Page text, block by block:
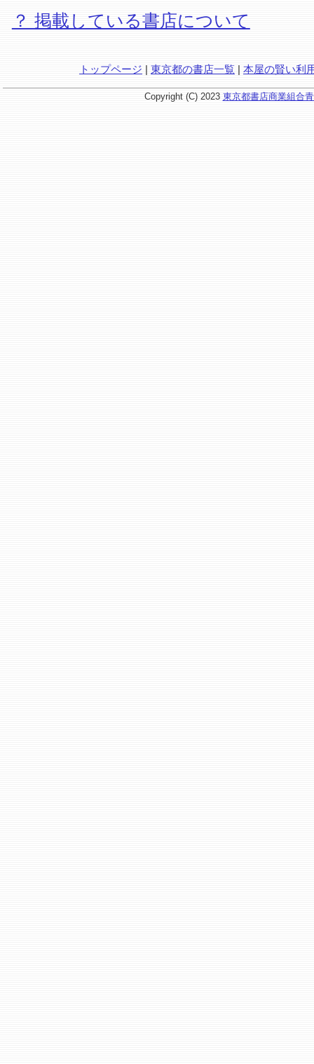
？ 掲載している書店について
トップページ | 東京都の書店一覧 | 本屋の賢い利
Copyright (C) 2023 東京都書店商業組合